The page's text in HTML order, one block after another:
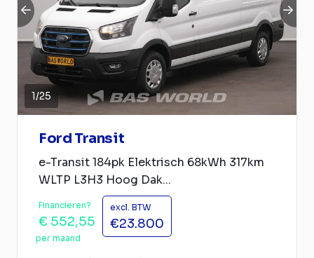
1/25
Ford Transit
e-Transit 184pk Elektrisch 68kWh 317km
WLTP L3H3 Hoog Dak...
Financieren?
€ 552,55
per maand
excl. BTW
€23.800